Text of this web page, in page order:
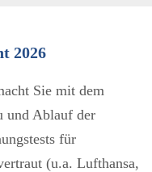
2026
Sie mit dem
und Ablauf der
für
(u.a. Lufthansa,